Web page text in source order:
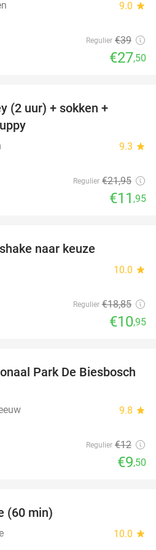
9.0 star
Regulier €39
€27,50
(2 uur) + sokken +
9.3 star
Regulier €21,95
€11 ,95
naar keuze
10.0 star
Regulier €18,85
€10,95
21%
Park De Biesbosch
9.8 star
Regulier €12
€9,50
(60 min)
10.0 star